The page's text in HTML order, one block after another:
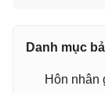
Danh mục
Hôn nhân